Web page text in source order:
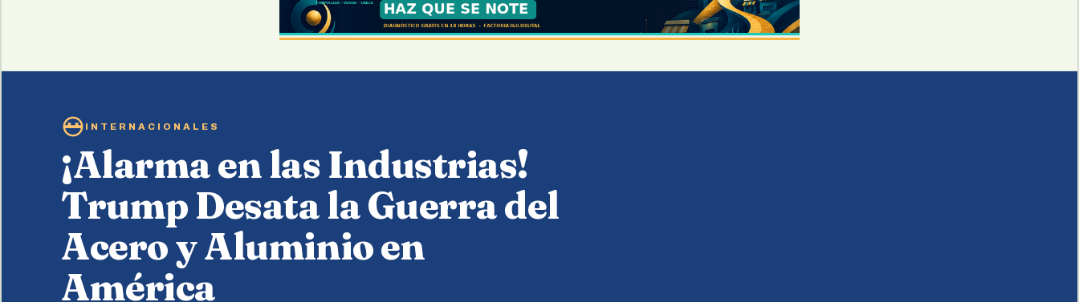
INTERNACIONALES
¡Alarma en las Industrias!
Trump Desata la Guerra del
Acero y Aluminio en
América